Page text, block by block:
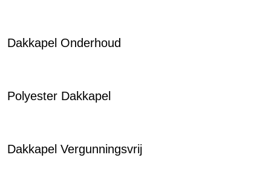
Dakkapel Onderhoud
Polyester Dakkapel
Dakkapel Vergunningsvrij